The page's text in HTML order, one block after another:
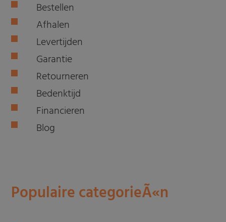
Bestellen
Afhalen
Levertijden
Garantie
Retourneren
Bedenktijd
Financieren
Blog
Populaire categorieÃ«n